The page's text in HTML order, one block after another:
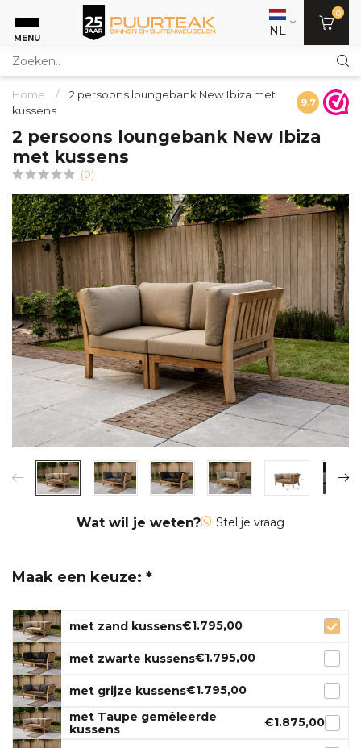
MENU NL
0
Home /
2 persoons loungebank New Ibiza met
kussens
9.7
2 persoons loungebank New Ibiza
met kussens
(0)
Wat wil je weten? Stel je vraag
Maak een keuze: *
met zand kussens€1.795,00
met zwarte kussens€1.795,00
met grijze kussens€1.795,00
met Taupe gemêleerde
kussens
€1.875,00